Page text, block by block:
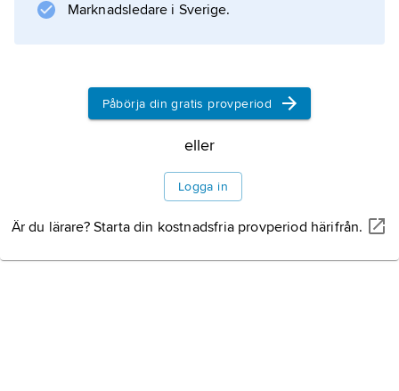
Marknadsledare i Sverige.
Påbörja din gratis provperiod
eller
Logga in
Är du lärare? Starta din kostnadsfria provperiod härifrån.